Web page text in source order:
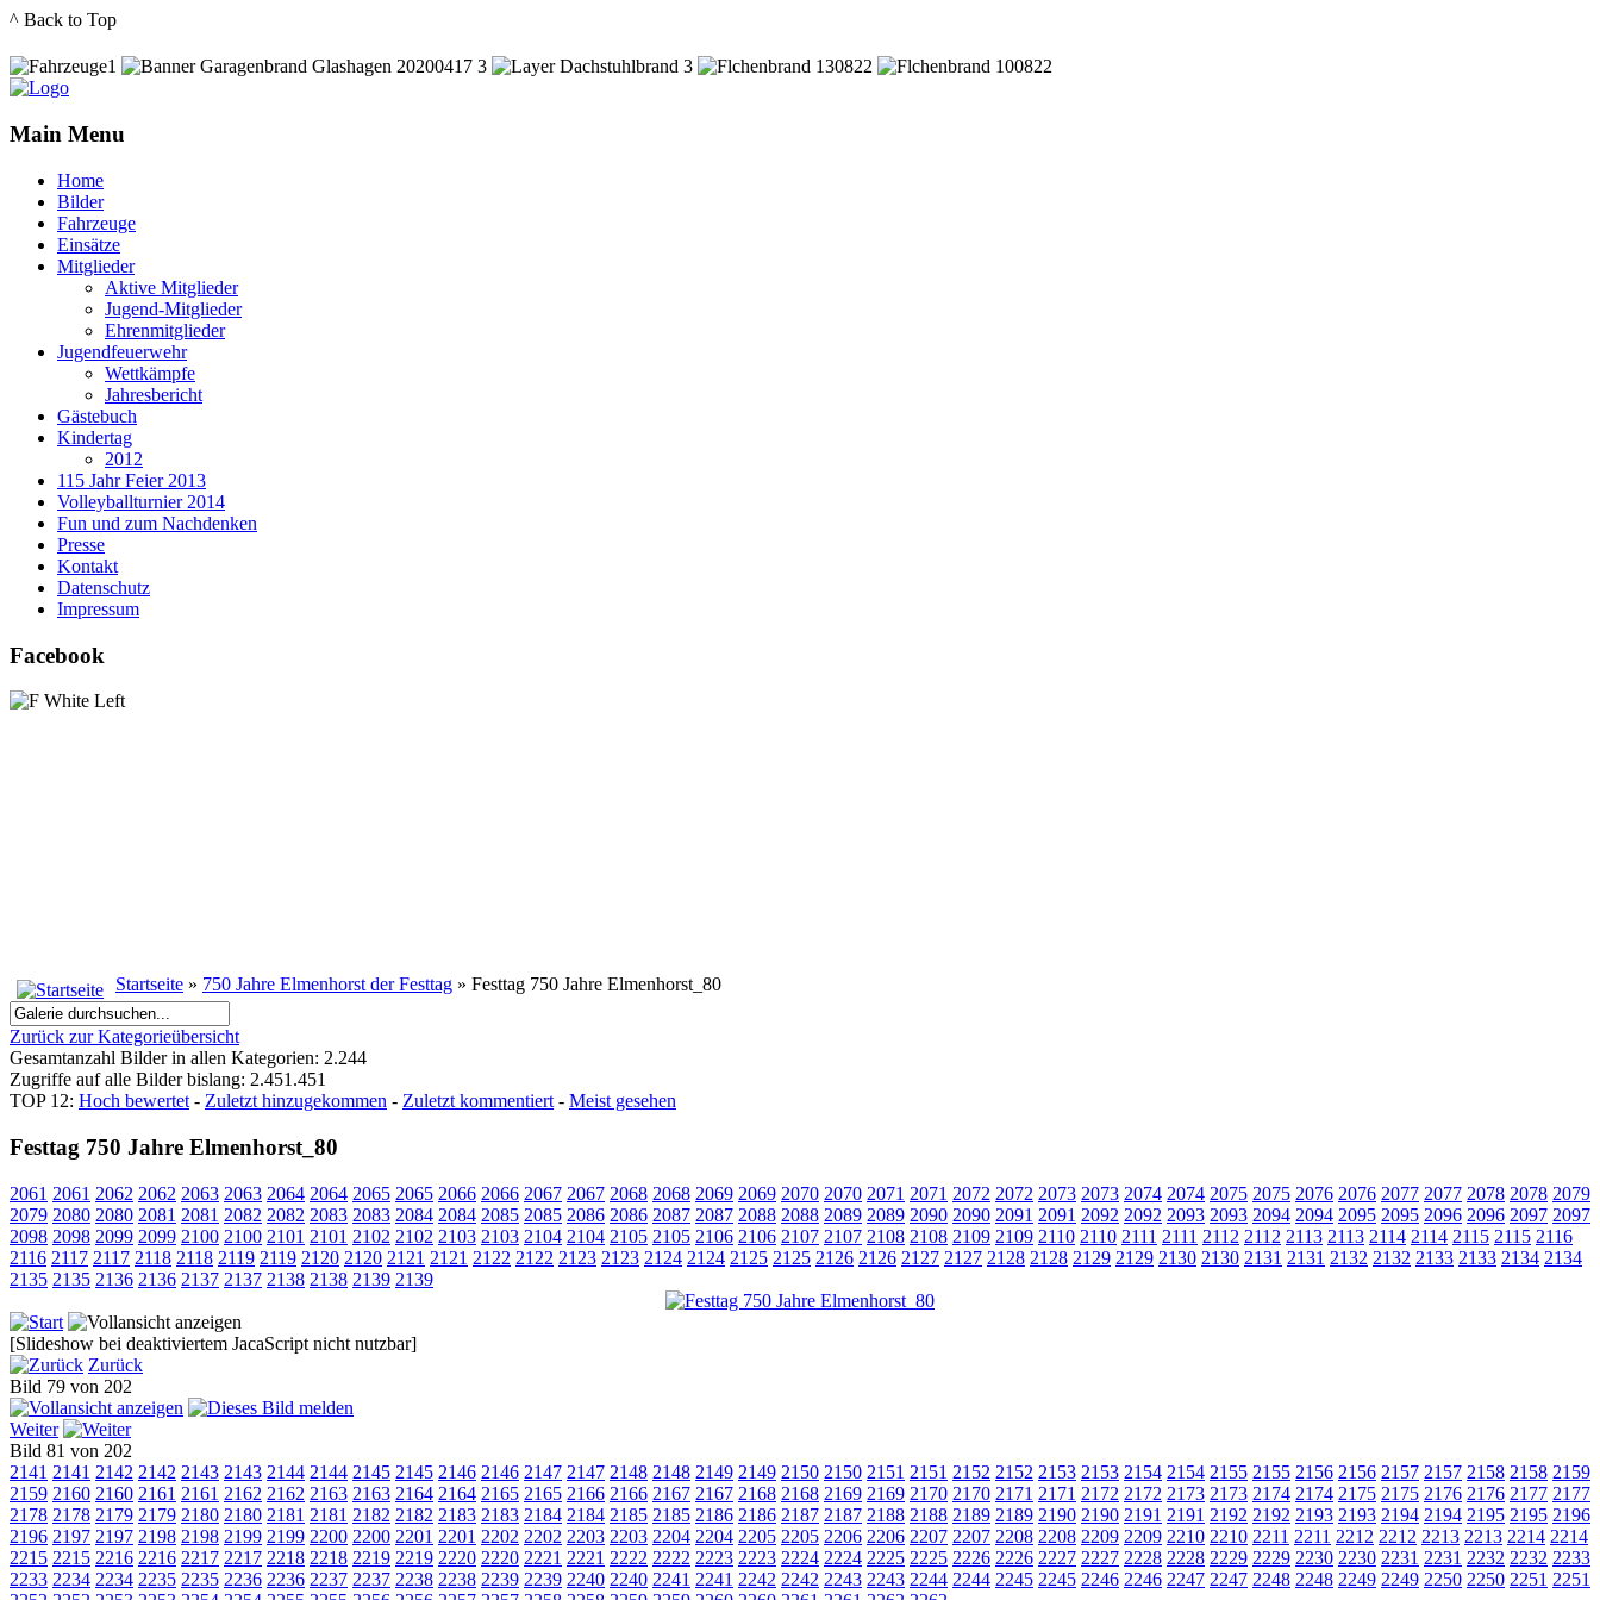
^ Back to Top
Main Menu
Home
Bilder
Fahrzeuge
Einsätze
Mitglieder
Aktive Mitglieder
Jugend-Mitglieder
Ehrenmitglieder
Jugendfeuerwehr
Wettkämpfe
Jahresbericht
Gästebuch
Kindertag
2012
115 Jahr Feier 2013
Volleyballturnier 2014
Fun und zum Nachdenken
Presse
Kontakt
Datenschutz
Impressum
Facebook
Startseite » 750 Jahre Elmenhorst der Festtag » Festtag 750 Jahre Elmenhorst_80
Zurück zur Kategorieübersicht
Gesamtanzahl Bilder in allen Kategorien: 2.244
Zugriffe auf alle Bilder bislang: 2.451.451
TOP 12: Hoch bewertet - Zuletzt hinzugekommen - Zuletzt kommentiert - Meist gesehen
Festtag 750 Jahre Elmenhorst_80
2061 2061 2062 2062 2063 2063 2064 2064 2065 2065 2066 2066 2067 2067 2068 2068 2069 2069 2070 2070 2071 2071 2072 2072 2073 2073 2074 2074 2075 2075 2076 2076 2077 2077 2078 2078 2079
2079 2080 2080 2081 2081 2082 2082 2083 2083 2084 2084 2085 2085 2086 2086 2087 2087 2088 2088 2089 2089 2090 2090 2091 2091 2092 2092 2093 2093 2094 2094 2095 2095 2096 2096 2097 2097
2098 2098 2099 2099 2100 2100 2101 2101 2102 2102 2103 2103 2104 2104 2105 2105 2106 2106 2107 2107 2108 2108 2109 2109 2110 2110 2111 2111 2112 2112 2113 2113 2114 2114 2115 2115 2116
2116 2117 2117 2118 2118 2119 2119 2120 2120 2121 2121 2122 2122 2123 2123 2124 2124 2125 2125 2126 2126 2127 2127 2128 2128 2129 2129 2130 2130 2131 2131 2132 2132 2133 2133 2134 2134
2135 2135 2136 2136 2137 2137 2138 2138 2139 2139
[Slideshow bei deaktiviertem JacaScript nicht nutzbar]
Zurück
Bild 79 von 202
Weiter
Bild 81 von 202
2141 2141 2142 2142 2143 2143 2144 2144 2145 2145 2146 2146 2147 2147 2148 2148 2149 2149 2150 2150 2151 2151 2152 2152 2153 2153 2154 2154 2155 2155 2156 2156 2157 2157 2158 2158 2159
2159 2160 2160 2161 2161 2162 2162 2163 2163 2164 2164 2165 2165 2166 2166 2167 2167 2168 2168 2169 2169 2170 2170 2171 2171 2172 2172 2173 2173 2174 2174 2175 2175 2176 2176 2177 2177
2178 2178 2179 2179 2180 2180 2181 2181 2182 2182 2183 2183 2184 2184 2185 2185 2186 2186 2187 2187 2188 2188 2189 2189 2190 2190 2191 2191 2192 2192 2193 2193 2194 2194 2195 2195 2196
2196 2197 2197 2198 2198 2199 2199 2200 2200 2201 2201 2202 2202 2203 2203 2204 2204 2205 2205 2206 2206 2207 2207 2208 2208 2209 2209 2210 2210 2211 2211 2212 2212 2213 2213 2214 2214
2215 2215 2216 2216 2217 2217 2218 2218 2219 2219 2220 2220 2221 2221 2222 2222 2223 2223 2224 2224 2225 2225 2226 2226 2227 2227 2228 2228 2229 2229 2230 2230 2231 2231 2232 2232 2233
2233 2234 2234 2235 2235 2236 2236 2237 2237 2238 2238 2239 2239 2240 2240 2241 2241 2242 2242 2243 2243 2244 2244 2245 2245 2246 2246 2247 2247 2248 2248 2249 2249 2250 2250 2251 2251